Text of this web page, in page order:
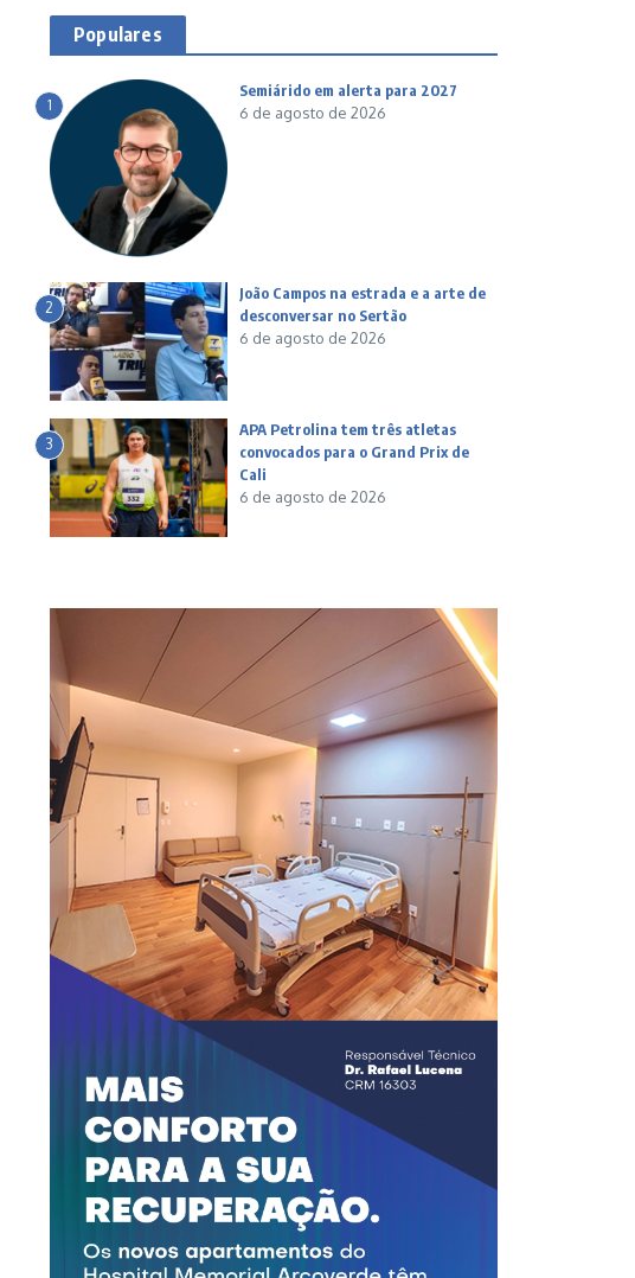
Populares
1
Semiárido em alerta para 2027
6 de agosto de 2026
2
João Campos na estrada e a arte de
desconversar no Sertão
6 de agosto de 2026
3
APA Petrolina tem três atletas
convocados para o Grand Prix de
Cali
6 de agosto de 2026